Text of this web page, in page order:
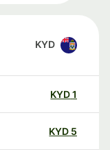
KYD
KYD
KYD